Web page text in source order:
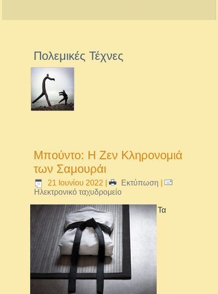
Πολεμικές Τέχνες
Μπούντο: Η Ζεν Κληρονομιά
των Σαμουράι
21 Ιουνίου 2022 | Εκτύπωση
Ηλεκτρονικό ταχυδρομείο
Τα